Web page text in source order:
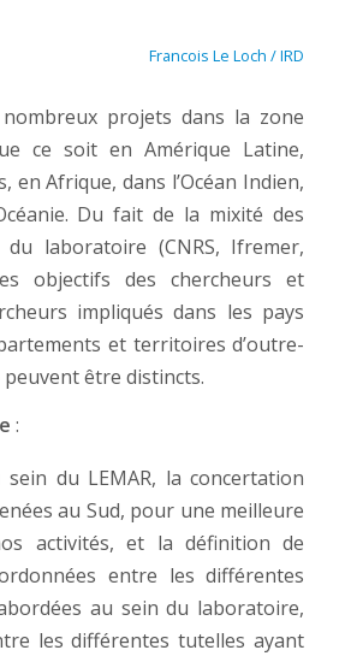
Francois Le Loch / IRD
projets dans la zone
ce soit en Amérique Latine,
en Afrique, dans l’Océan Indien,
Du fait de la mixité des
laboratoire (CNRS, Ifre­mer,
objectifs des chercheurs et
impliqués dans les pays
et territoires d’outre-
être distincts.
:
du LEMAR, la concertation
au Sud, pour une meilleure
activités, et la définition de
entre les différentes
au sein du laboratoire,
les différentes tutelles ayant